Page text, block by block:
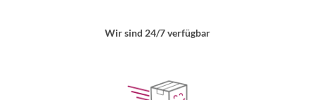
Wir sind 24/7 verfügbar